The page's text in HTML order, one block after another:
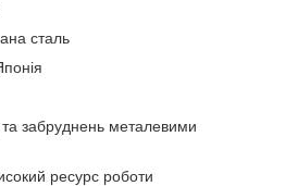
сталь
та забруднень металевими
ресурс роботи